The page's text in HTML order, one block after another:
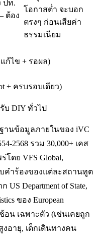
ปท.
ต้อง
โอกาสต่ำ จะบอก
ตรงๆ ก่อนเสียค่า
ธรรมเนียม
ก้ไข + รอผล)
+ ครบรอบเดียว)
บ DIY ทั่วไป
านข้อมูลภายในของ iVC
2568 รวม 30,000+ เคส
โดย VFS Global,
บคำร้องของแต่ละสถานทูต
US Department of State,
ของ European
อน เฉพาะตัว (เช่นเคยถูก
สูงอายุ, เด็กเดินทางคน